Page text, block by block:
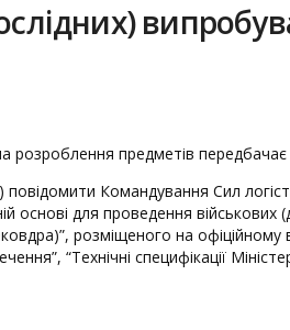
предметів передбачає
Командування Сил
для проведення військових
розміщеного на офіційному
“Технічні специфікації